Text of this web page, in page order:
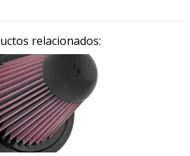
relacionados: